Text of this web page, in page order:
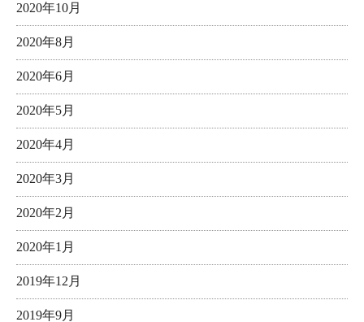
2020年10月
2020年8月
2020年6月
2020年5月
2020年4月
2020年3月
2020年2月
2020年1月
2019年12月
2019年9月